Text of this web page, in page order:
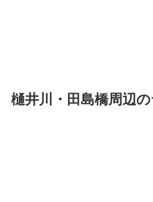
樋井川・田島橋周辺